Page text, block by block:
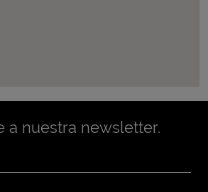
a nuestra newsletter.